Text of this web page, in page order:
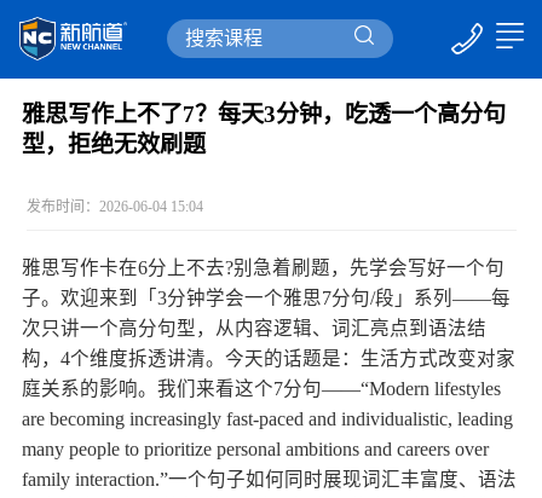
雅思写作上不了7？每天3分钟，吃透一个高分句
型，拒绝无效刷题
发布时间：2026-06-04 15:04
雅思写作卡在6分上不去?别急着刷题，先学会写好一个句
子。欢迎来到「3分钟学会一个雅思7分句/段」系列——每
次只讲一个高分句型，从内容逻辑、词汇亮点到语法结
构，4个维度拆透讲清。今天的话题是：生活方式改变对家
庭关系的影响。我们来看这个7分句——“Modern lifestyles
are becoming increasingly fast-paced and individualistic, leading
many people to prioritize personal ambitions and careers over
family interaction.”一个句子如何同时展现词汇丰富度、语法